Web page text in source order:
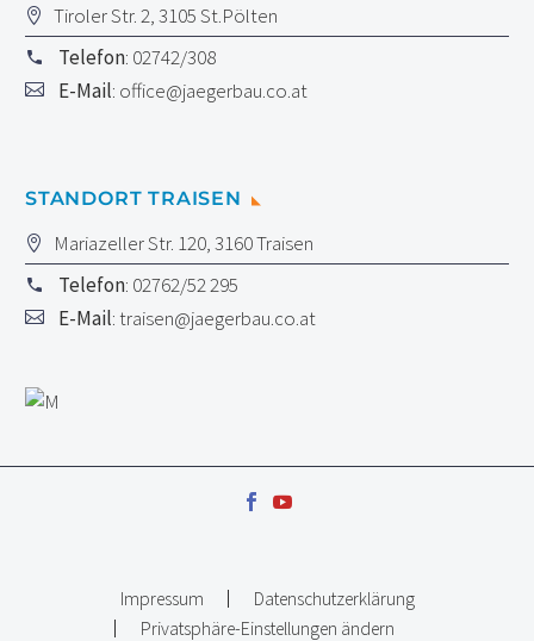
Tiroler Str. 2, 3105 St.Pölten
Telefon: 02742/308
E-Mail: office@jaegerbau.co.at
STANDORT TRAISEN
Mariazeller Str. 120, 3160 Traisen
Telefon: 02762/52 295
E-Mail:traisen@jaegerbau.co.at
Impressum
Datenschutzerklärung
Privatsphäre-Einstellungen ändern